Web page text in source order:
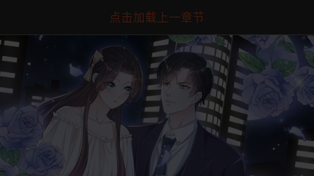
点击加载上一章节